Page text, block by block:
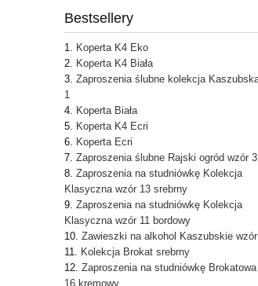
Bestsellery
Koperta K4 Eko
Koperta K4 Biała
Zaproszenia ślubne kolekcja
1
Koperta Biała
Koperta K4 Ecri
Koperta Ecri
Zaproszenia ślubne Rajski ogród wzór 3
Zaproszenia na studniówkę Kolekcja
Klasyczna wzór 13 srebrny
Zaproszenia na studniówkę Kolekcja
Klasyczna wzór 11 bordowy
Zawieszki na alkohol Kaszubskie
Kolekcja Brokat srebrny
Zaproszenia na studniówkę
16 kremowy